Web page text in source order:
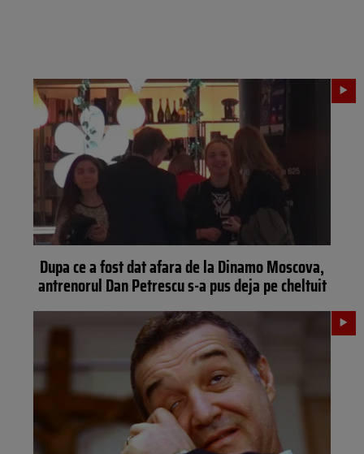
Dupa ce a fost dat afara de la Dinamo Moscova,
antrenorul Dan Petrescu s-a pus deja pe cheltuit